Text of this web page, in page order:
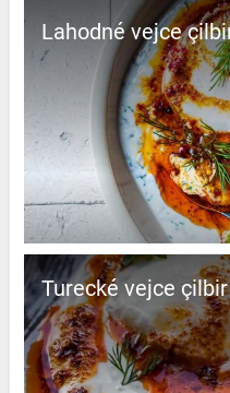
Lahodné vejce
Turecké vejce çilbir